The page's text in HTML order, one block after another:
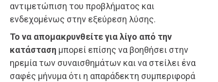
αντιμετώπιση του προβλήματος και
ενδεχομένως στην εξεύρεση λύσης.
Το να απομακρυνθείτε για λίγο από την
κατάσταση μπορεί επίσης να βοηθήσει στην
ηρεμία των συναισθημάτων και να στείλει ένα
σαφές μήνυμα ότι η απαράδεκτη συμπεριφορά